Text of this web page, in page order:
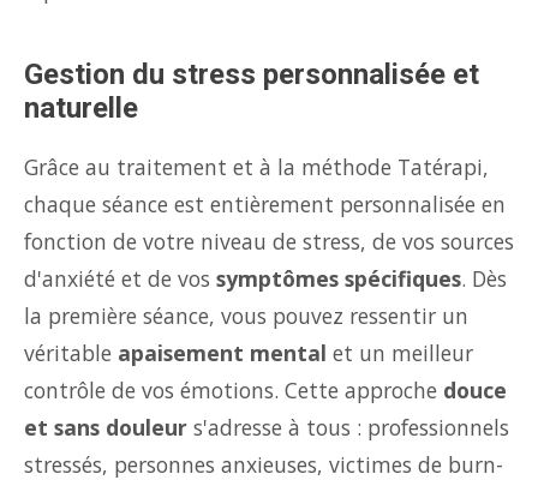
Gestion du stress personnalisée et
naturelle
Grâce au traitement et à la méthode Tatérapi,
chaque séance est entièrement personnalisée en
fonction de votre niveau de stress, de vos sources
d'anxiété et de vos symptômes spécifiques. Dès
la première séance, vous pouvez ressentir un
véritable apaisement mental et un meilleur
contrôle de vos émotions. Cette approche douce
et sans douleur s'adresse à tous : professionnels
stressés, personnes anxieuses, victimes de burn-